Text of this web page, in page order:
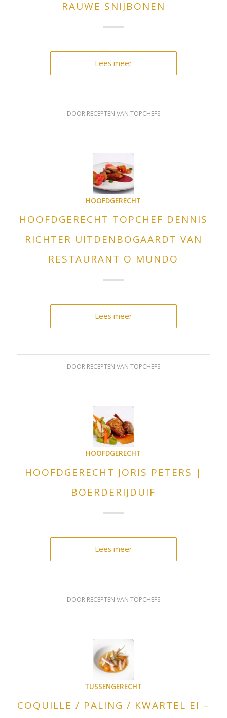
RAUWE SNIJBONEN
Lees meer
DOOR RECEPTEN VAN TOPCHEFS
HOOFDGERECHT
HOOFDGERECHT TOPCHEF DENNIS
RICHTER UITDENBOGAARDT VAN
RESTAURANT O MUNDO
Lees meer
DOOR RECEPTEN VAN TOPCHEFS
HOOFDGERECHT
HOOFDGERECHT JORIS PETERS |
BOERDERIJDUIF
Lees meer
DOOR RECEPTEN VAN TOPCHEFS
TUSSENGERECHT
COQUILLE / PALING / KWARTEL EI –